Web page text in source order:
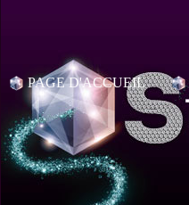
PAGE D'ACCUEIL